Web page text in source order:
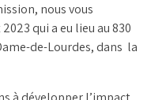
nous vous
qui a eu lieu au 830
de-Lourdes, dans la